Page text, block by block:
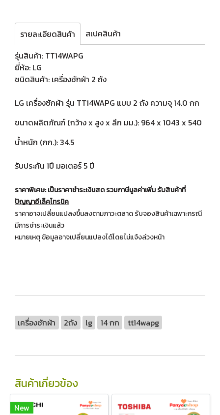
รายละเอียดสินค้า
สเปคสินค้า
รุ่นสินค้า: TT14WAPG
ยี่ห้อ: LG
ชนิดสินค้า: เครื่องซักผ้า 2 ถัง
LG เครื่องซักผ้า รุ่น TT14WAPG แบบ 2 ถัง ความจุ 14.0 กก
ขนาดผลิตภัณฑ์ (กว้าง x สูง x ลึก มม.): 964 x 1043 x 540
น้ำหนัก (กก.): 34.5
รับประกัน 1ปี มอเตอร์ 5 ปี
ราคาพิเศษ: เป็นราคาชำระเงินสด รวมภาษีมูลค่าเพิ่ม รับสินค้าที่
ปัญญาอีเล็คโทรนิค
ราคาอาจเปลี่ยนแปลงขึ้นลงตามภาวะตลาด รับจองสินค้าเฉพาะกรณี
มีการชำระเงินแล้ว
หมายเหตุ ข้อมูลอาจเปลี่ยนแปลงได้โดยไม่แจ้งล่วงหน้า
เครื่องซักผ้า 2ถัง lg 14 กก tt14wapg
สินค้าเกี่ยวข้อง
New